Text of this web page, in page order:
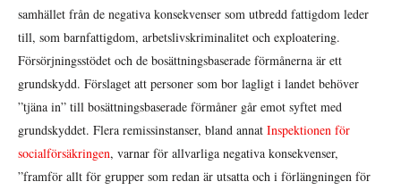
samhället från de negativa konsekvenser som utbredd fattigdom leder
till, som barnfattigdom, arbetslivskriminalitet och exploatering.
Försörjningsstödet och de bosättningsbaserade förmånerna är ett
grundskydd. Förslaget att personer som bor lagligt i landet behöver
”tjäna in” till bosättningsbaserade förmåner går emot syftet med
grundskyddet. Flera remissinstanser, bland annat Inspektionen för
socialförsäkringen, varnar för allvarliga negativa konsekvenser,
”framför allt för grupper som redan är utsatta och i förlängningen för